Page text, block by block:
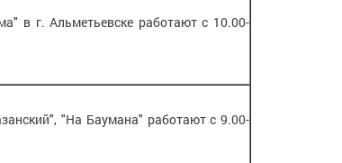
в г. Альметьевске работают с 10.00-
"На Баумана" работают с 9.00-